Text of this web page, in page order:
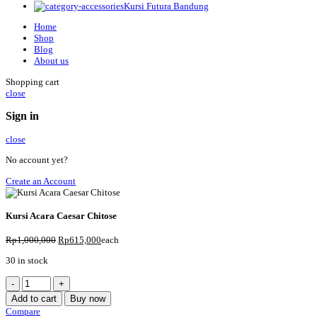
Kursi Futura Bandung
Home
Shop
Blog
About us
Shopping cart
close
Sign in
close
No account yet?
Create an Account
Kursi Acara Caesar Chitose
Rp1,000,000 Rp615,000each
30 in stock
Kursi
Acara
Caesar
Add to cart
Buy now
Compare